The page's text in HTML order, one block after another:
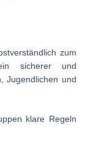
zum
sicherer und
Jugendlichen und
klare Regeln